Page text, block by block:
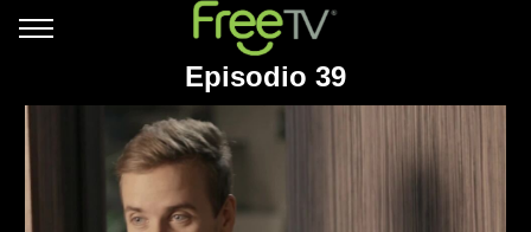
Episodio 39